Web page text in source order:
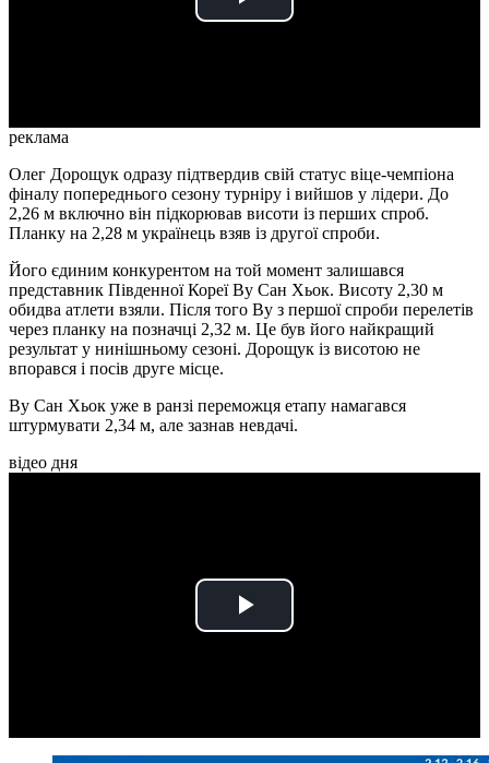
Play
реклама
Олег Дорощук одразу підтвердив свій статус віце-чемпіона
фіналу попереднього сезону турніру і вийшов у лідери. До
2,26 м включно він підкорював висоти із перших спроб.
Планку на 2,28 м українець взяв із другої спроби.
Його єдиним конкурентом на той момент залишався
представник Південної Кореї Ву Сан Хьок. Висоту 2,30 м
обидва атлети взяли. Після того Ву з першої спроби перелетів
через планку на позначці 2,32 м. Це був його найкращий
результат у нинішньому сезоні. Дорощук із висотою не
впорався і посів друге місце.
Ву Сан Хьок уже в ранзі переможця етапу намагався
штурмувати 2,34 м, але зазнав невдачі.
відео дня
Play